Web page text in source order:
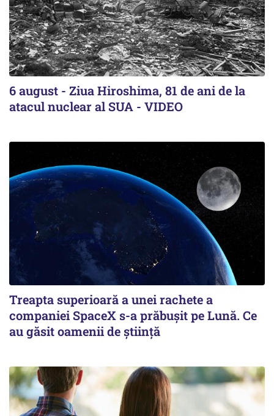
6 august - Ziua Hiroshima, 81 de ani de la
atacul nuclear al SUA - VIDEO
Treapta superioară a unei rachete a
companiei SpaceX s-a prăbușit pe Lună. Ce
au găsit oamenii de știință